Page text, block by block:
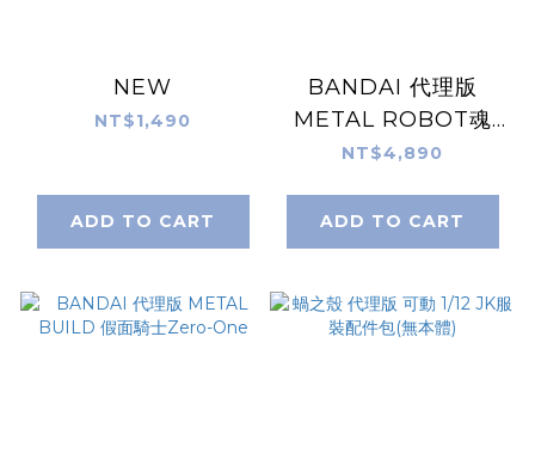
NEW
NT$1,490
ADD TO CART
BANDAI 代理版
METAL ROBOT魂
鋼彈前哨戰 Ex-S鋼彈
NT$4,890
ADD TO CART